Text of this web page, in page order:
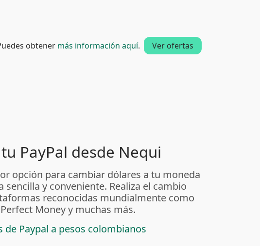
obtener más información aquí. Ver ofertas
PayPal desde Nequi
opción para cambiar dólares a tu moneda
sencilla y conveniente. Realiza el cambio
reconocidas mundialmente como
Money y muchas más.
de Paypal a pesos colombianos